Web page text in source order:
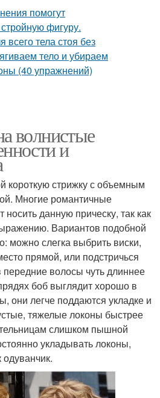
волнистые
и
короткую стрижку с объемным
Многие романтичные
данную прическу, так как
Вариантов подобной
можно слегка выбрить виски,
прямой, или подстричься
волосы чуть длиннее
боб выглядит хорошо в
они легче поддаются укладке и
тяжелые локоны быстрее
слишком пышной
укладывать локоны,
одуванчик.